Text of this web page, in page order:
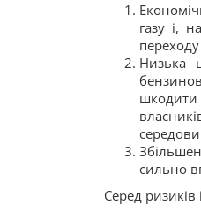
газу і,
Низька
шкодити
сильно
Серед ризиків